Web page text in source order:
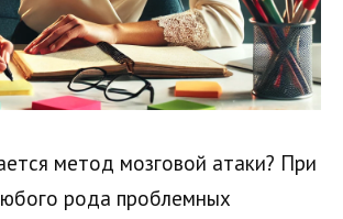
метод мозговой атаки? При
рода проблемных